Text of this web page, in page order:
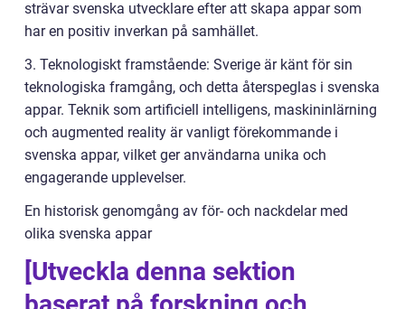
strävar svenska utvecklare efter att skapa appar som
har en positiv inverkan på samhället.
3. Teknologiskt framstående: Sverige är känt för sin
teknologiska framgång, och detta återspeglas i svenska
appar. Teknik som artificiell intelligens, maskininlärning
och augmented reality är vanligt förekommande i
svenska appar, vilket ger användarna unika och
engagerande upplevelser.
En historisk genomgång av för- och nackdelar med
olika svenska appar
[Utveckla denna sektion